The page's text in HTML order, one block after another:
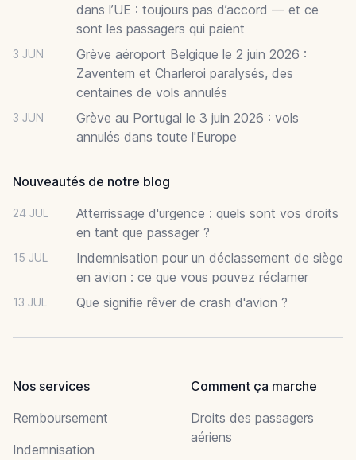
dans l’UE : toujours pas d’accord — et ce
sont les passagers qui paient
3 JUN
Grève aéroport Belgique le 2 juin 2026 :
Zaventem et Charleroi paralysés, des
centaines de vols annulés
3 JUN
Grève au Portugal le 3 juin 2026 : vols
annulés dans toute l'Europe
Nouveautés de notre blog
24 JUL
Atterrissage d'urgence : quels sont vos droits
en tant que passager ?
15 JUL
Indemnisation pour un déclassement de siège
en avion : ce que vous pouvez réclamer
13 JUL Que signifie rêver de crash d'avion ?
Nos services
Remboursement
Indemnisation
Comment ça marche
Droits des passagers
aériens